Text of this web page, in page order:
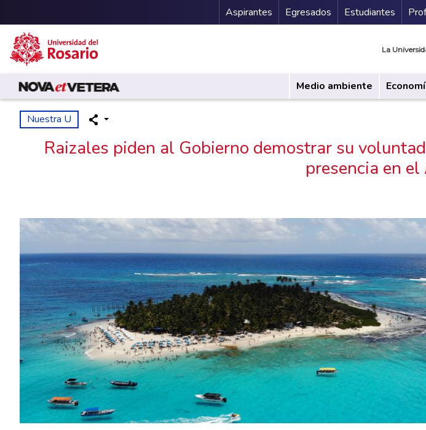
Pasar al contenido principal
Menu Secundario
Aspirantes Egresados Estudiantes
La
Medio ambiente
Nuestra U
Raizales piden al Gobierno demostrar su
presencia en